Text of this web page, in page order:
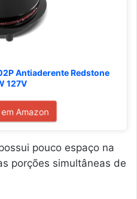
Antiaderente Redstone
127V
Amazon
pouco espaço na
porções simultâneas de